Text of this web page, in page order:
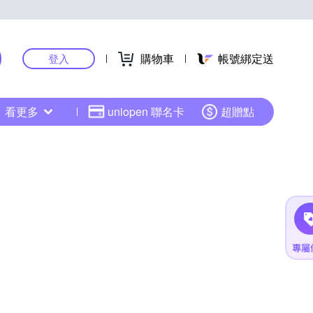
登入 購物車 帳號綁定送
看更多 uniopen 聯名卡 超贈點